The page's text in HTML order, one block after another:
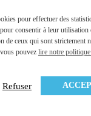
que les
peut en découler.
pour effectuer des
consentir à leur
de ceux qui sont strictement
pouvez lire notre
Refuser